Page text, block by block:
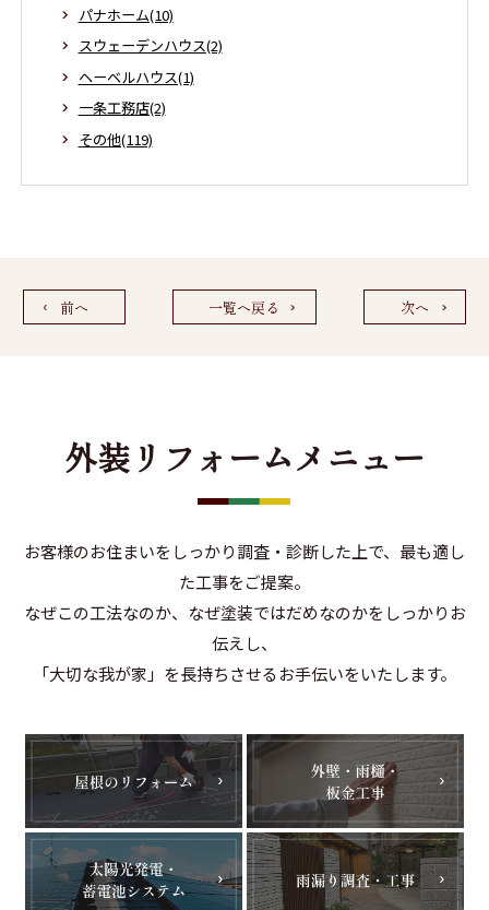
パナホーム(10)
スウェーデンハウス(2)
ヘーベルハウス(1)
一条工務店(2)
その他(119)
前へ 一覧へ戻る 次へ
外装リフォームメニュー
お客様のお住まいをしっかり調査・診断した上で、最も適し
た工事をご提案。
なぜこの工法なのか、なぜ塗装ではだめなのかをしっかりお
伝えし、
「大切な我が家」を長持ちさせるお手伝いをいたします。